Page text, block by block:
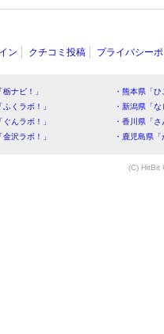
ン クチコミ投稿 プライバシー
栃ナビ！」
・熊本県「
ふくラボ！」
・新潟県「
ぐんラボ！」
・香川県「
金沢ラボ！」
・鹿児島県
(C) HitBit